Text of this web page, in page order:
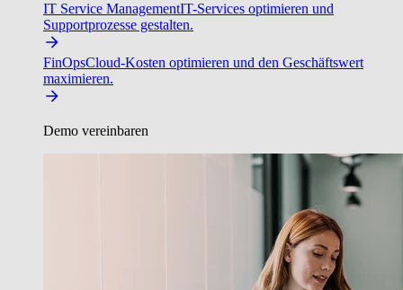
IT Service ManagementIT-Services optimieren und
Supportprozesse gestalten.
FinOpsCloud-Kosten optimieren und den Geschäftswert
maximieren.
Demo vereinbaren